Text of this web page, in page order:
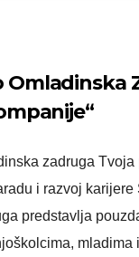
Omladinska
zadruga Tvoja
i razvoj karijere
predstavlja
mladima